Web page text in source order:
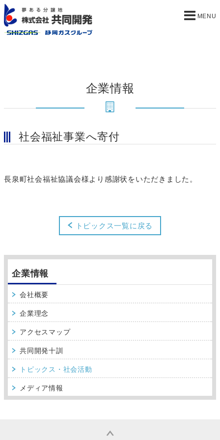
企業情報
社会福祉事業へ寄付
長泉町社会福祉協議会様より感謝状をいただきました。
トピックス一覧に戻る
企業情報
会社概要
企業理念
アクセスマップ
共同開発十訓
トピックス・社会活動
メディア情報